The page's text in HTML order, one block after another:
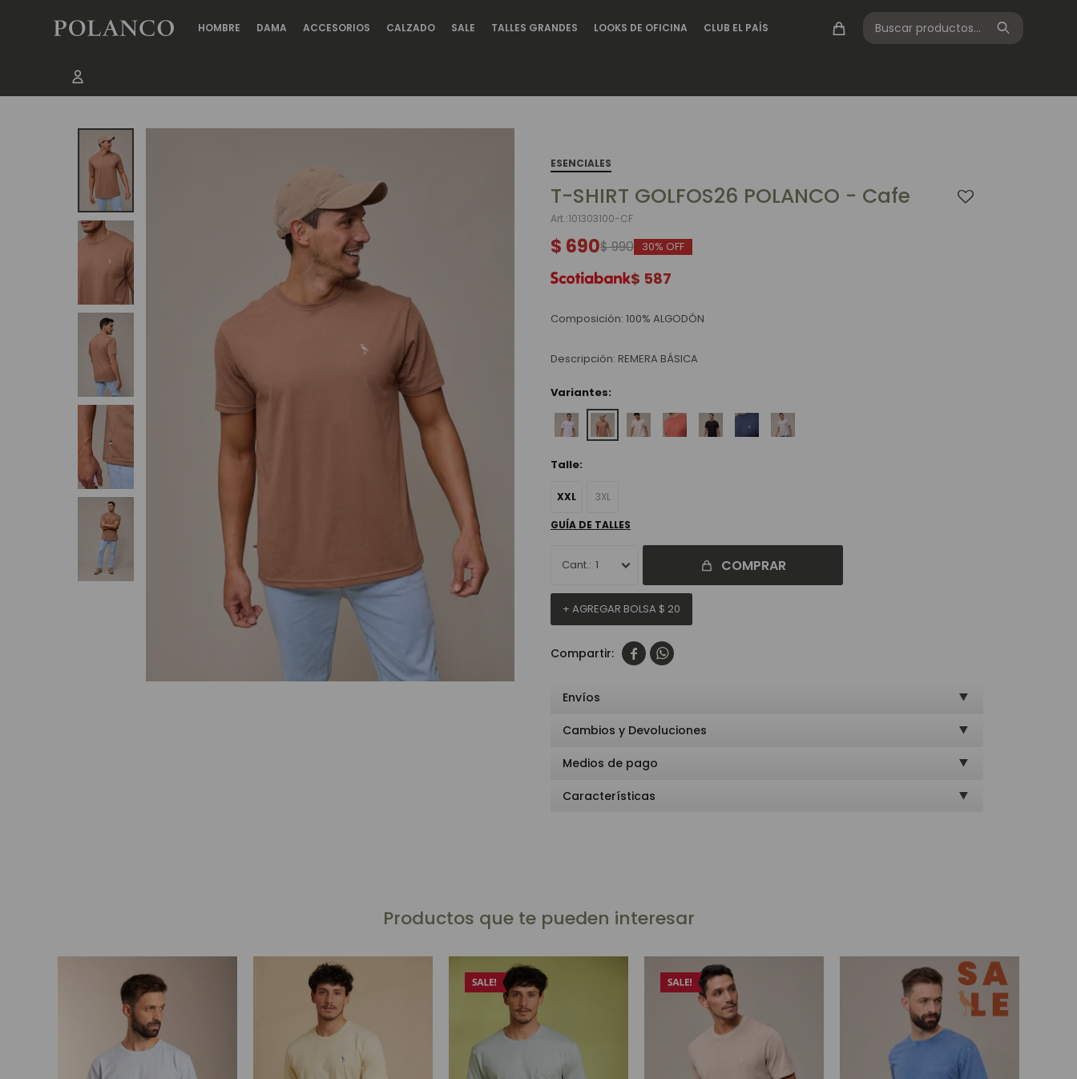
HOMBRE DAMA ACCESORIOS CALZADO SALE TALLES GRANDES LOOKS DE OFICINA CLUB EL PAÍS
ESENCIALES
T-SHIRT GOLFOS26 POLANCO - Cafe
101303100-CF
$ 690$990 30
$ 587
Composición: 100% ALGODÓN
Descripción: REMERA BÁSICA
Variantes:
Talle:
XXL 3XL
GUÍA DE TALLES
1 COMPRAR
+ AGREGAR BOLSA $ 20
 
Envíos
Cambios y Devoluciones
Medios de pago
Características
Productos que te pueden interesar